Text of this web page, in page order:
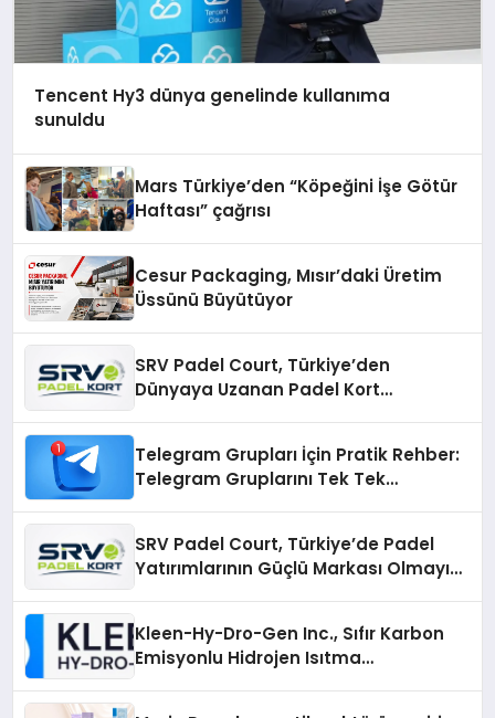
Tencent Hy3 dünya genelinde kullanıma
sunuldu
Mars Türkiye’den “Köpeğini İşe Götür
Haftası” çağrısı
Cesur Packaging, Mısır’daki Üretim
Üssünü Büyütüyor
SRV Padel Court, Türkiye’den
Dünyaya Uzanan Padel Kort
Telegram Grupları İçin Pratik Rehber:
Telegram Gruplarını Tek Tek
SRV Padel Court, Türkiye’de Padel
Yatırımlarının Güçlü Markası Olmayı
Kleen-Hy-Dro-Gen Inc., Sıfır Karbon
Emisyonlu Hidrojen Isıtma